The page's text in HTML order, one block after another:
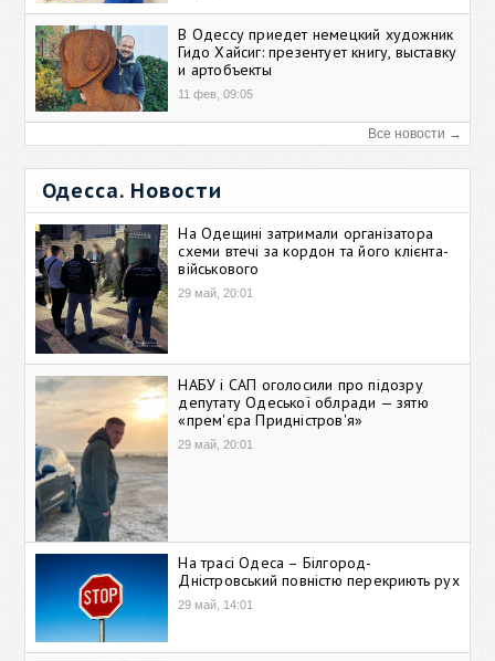
В Одессу приедет немецкий художник
Гидо Хайсиг: презентует книгу, выставку
и артобъекты
11 фев, 09:05
Все новости →
Одесса. Новости
На Одещині затримали організатора
схеми втечі за кордон та його клієнта-
військового
29 май, 20:01
НАБУ і САП оголосили про підозру
депутату Одеської облради — зятю
«прем'єра Придністров'я»
29 май, 20:01
На трасі Одеса – Білгород-
Дністровський повністю перекриють рух
29 май, 14:01